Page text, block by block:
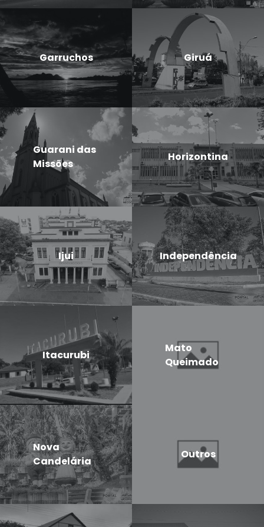
Garruchos Giruá
Guarani das
Missões
Horizontina
Ijui Independência
Itacurubi
Mato
Queimado
Nova
Candelária
Outros